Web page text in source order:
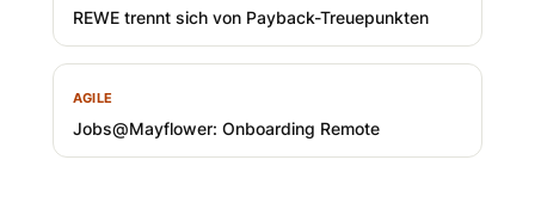
REWE trennt sich von Payback-Treuepunkten
AGILE
Jobs@Mayflower: Onboarding Remote